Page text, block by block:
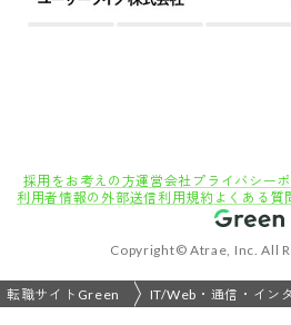
採用をお考えの方運営会社 プライバシー
利用者情報の外部送信利用規約 よくある質
Copyright© Atrae, Inc. All
転職サイトGreen IT/Web・通信・イン